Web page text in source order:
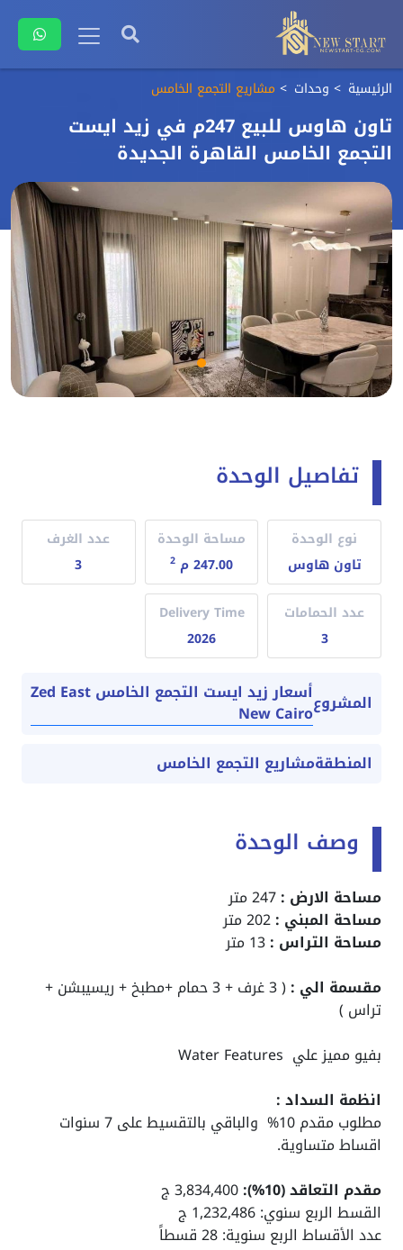
الرئيسية وحدات مشاريع التجمع الخامس
تاون هاوس للبيع 247م في زيد ايست
التجمع الخامس القاهرة الجديدة
تفاصيل الوحدة
نوع الوحدة
تاون هاوس
مساحة الوحدة
247.00 م
2
عدد الغرف
3
عدد الحمامات
3
Delivery Time
2026
المشروع أسعار زيد ايست التجمع الخامس Zed East
New Cairo
المنطقةمشاريع التجمع الخامس
وصف الوحدة
مساحة الارض :
مساحة المبني :
مساحة التراس :
مقسمة الي :
( 3 غرف + 3 حمام +مطبخ + ريسيبشن +
تراس )
بفيو مميز علي Water Features
انظمة السداد :
مطلوب مقدم 10% والباقي بالتقسيط على 7 سنوات
اقساط متساوية.
مقدم التعاقد (10%):
3,834,400 ج
القسط الربع سنوي: 1,232,486 ج
عدد الأقساط الربع سنوية: 28 قسطاً